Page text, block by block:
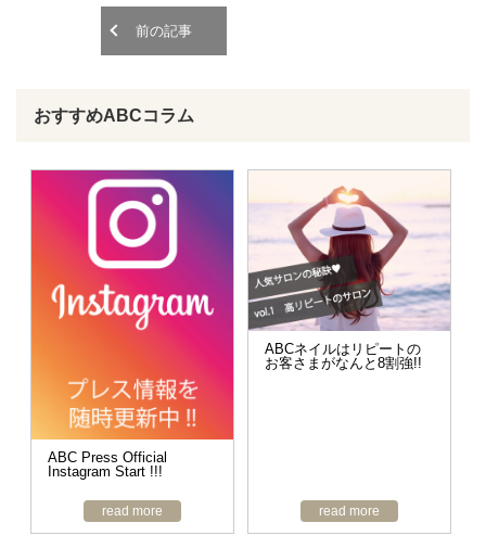
前の記事
おすすめABCコラム
ABC Press Official
Instagram Start !!!
read more
ABCネイルはリピートの
お客さまがなんと8割強!!
read more